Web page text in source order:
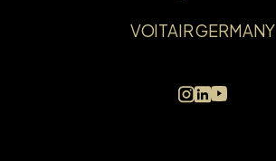
VOITAIR GERMANY